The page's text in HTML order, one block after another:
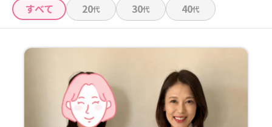
すべて
20代 30代 40代